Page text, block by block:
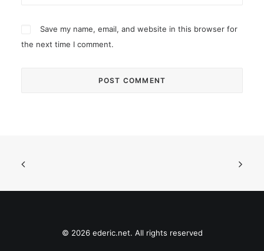
Save my name, email, and website in this browser for
the next time I comment.
© 2026 ederic.net. All rights reserved